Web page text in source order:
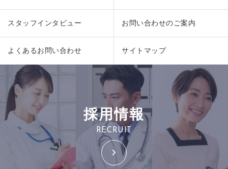
スタッフインタビュー お問い合わせのご案内
よくあるお問い合わせ サイトマップ
採用情報
RECRUIT